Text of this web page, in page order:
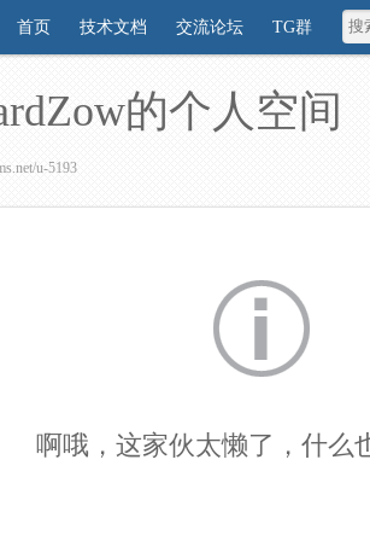
首页 技术文档 交流论坛 TG群
的个人空间
u-5193
啊哦，这家伙太懒了，什么